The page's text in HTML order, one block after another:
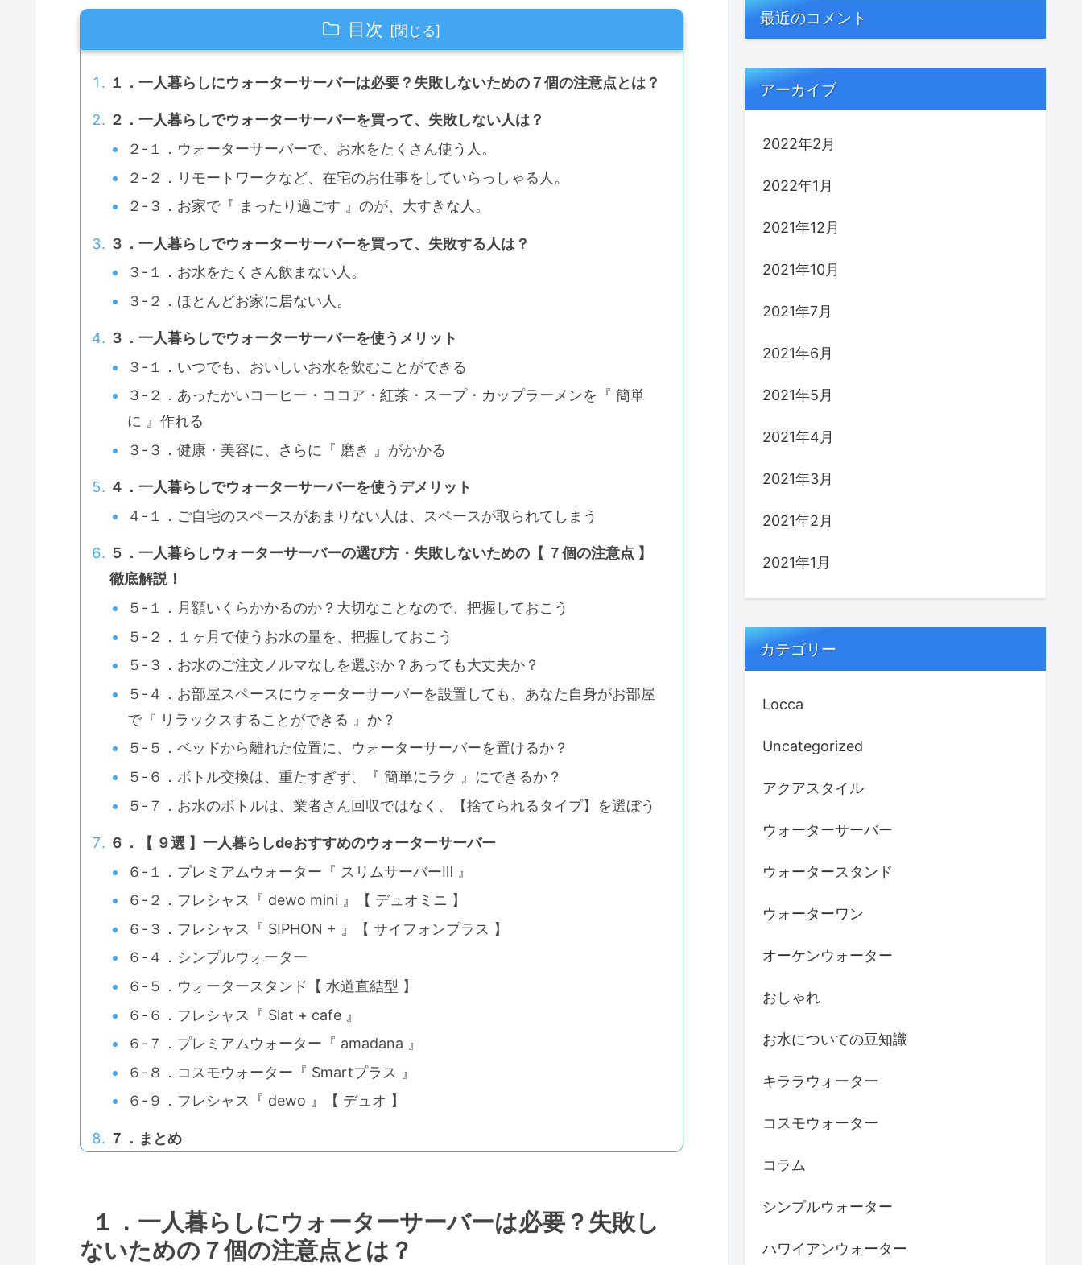
目次
１．一人暮らしにウォーターサーバーは必要？失敗しないための７個の注意点とは？
２．一人暮らしでウォーターサーバーを買って、失敗しない人は？
２-１．ウォーターサーバーで、お水をたくさん使う人。
２-２．リモートワークなど、在宅のお仕事をしていらっしゃる人。
２-３．お家で『 まったり過ごす 』のが、大すきな人。
３．一人暮らしでウォーターサーバーを買って、失敗する人は？
３-１．お水をたくさん飲まない人。
３-２．ほとんどお家に居ない人。
３．一人暮らしでウォーターサーバーを使うメリット
３-１．いつでも、おいしいお水を飲むことができる
３-２．あったかいコーヒー・ココア・紅茶・スープ・カップラーメンを『 簡単
に 』作れる
３-３．健康・美容に、さらに『 磨き 』がかかる
４．一人暮らしでウォーターサーバーを使うデメリット
４-１．ご自宅のスペースがあまりない人は、スペースが取られてしまう
５．一人暮らしウォーターサーバーの選び方・失敗しないための【 ７個の注意点 】
徹底解説！
５-１．月額いくらかかるのか？大切なことなので、把握しておこう
５-２．１ヶ月で使うお水の量を、把握しておこう
５-３．お水のご注文ノルマなしを選ぶか？あっても大丈夫か？
５-４．お部屋スペースにウォーターサーバーを設置しても、あなた自身がお部屋
で『 リラックスすることができる 』か？
５-５．ベッドから離れた位置に、ウォーターサーバーを置けるか？
５-６．ボトル交換は、重たすぎず、『 簡単にラク 』にできるか？
５-７．お水のボトルは、業者さん回収ではなく、【捨てられるタイプ】を選ぼう
６．【 ９選 】一人暮らしdeおすすめのウォーターサーバー
６-１．プレミアムウォーター『 スリムサーバーⅢ 』
６-２．フレシャス『 dewo mini 』【 デュオミニ 】
６-３．フレシャス『 SIPHON + 』【 サイフォンプラス 】
６-４．シンプルウォーター
６-５．ウォータースタンド【 水道直結型 】
６-６．フレシャス『 Slat + cafe 』
６-７．プレミアムウォーター『 amadana 』
６-８．コスモウォーター『 Smartプラス 』
６-９．フレシャス『 dewo 』【 デュオ 】
７．まとめ
１．一人暮らしにウォーターサーバーは必要？失敗し
ないための７個の注意点とは？
最近のコメント
アーカイブ
2022年2月
2022年1月
2021年12月
2021年10月
2021年7月
2021年6月
2021年5月
2021年4月
2021年3月
2021年2月
2021年1月
カテゴリー
Locca
Uncategorized
アクアスタイル
ウォーターサーバー
ウォータースタンド
ウォーターワン
オーケンウォーター
おしゃれ
お水についての豆知識
キララウォーター
コスモウォーター
コラム
シンプルウォーター
ハワイアンウォーター